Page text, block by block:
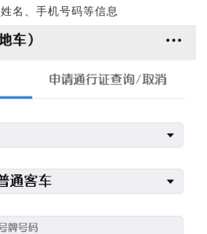
名、手机号码等信息